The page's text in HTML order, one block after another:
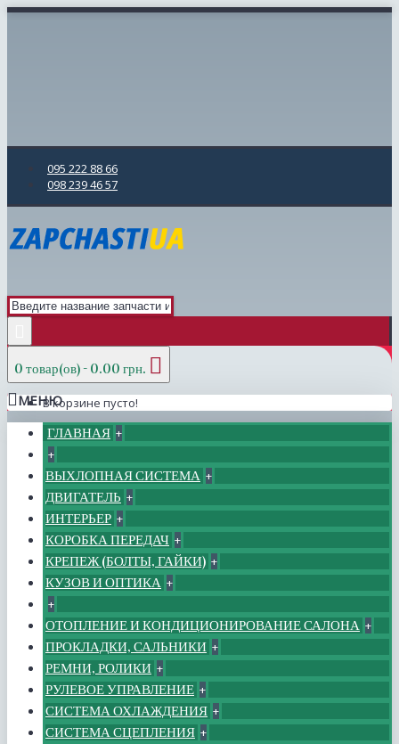
095 222 88 66
098 239 46 57
0 товар(ов) - 0.00 грн.
В корзине пусто!
МЕНЮ
ГЛАВНАЯ +
+
ВЫХЛОПНАЯ СИСТЕМА +
ДВИГАТЕЛЬ +
ИНТЕРЬЕР +
КОРОБКА ПЕРЕДАЧ +
КРЕПЕЖ (БОЛТЫ, ГАЙКИ) +
КУЗОВ И ОПТИКА +
+
ОТОПЛЕНИЕ И КОНДИЦИОНИРОВАНИЕ САЛОНА +
ПРОКЛАДКИ, САЛЬНИКИ +
РЕМНИ, РОЛИКИ +
РУЛЕВОЕ УПРАВЛЕНИЕ +
СИСТЕМА ОХЛАЖДЕНИЯ +
СИСТЕМА СЦЕПЛЕНИЯ +